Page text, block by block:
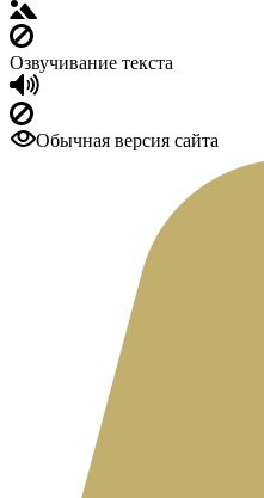
Озвучивание текста
Обычная версия сайта